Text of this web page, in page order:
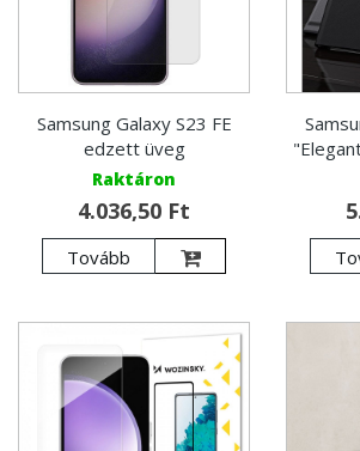
Samsung Galaxy S23 FE
edzett üveg
Raktáron
4.036,50 Ft
Tovább